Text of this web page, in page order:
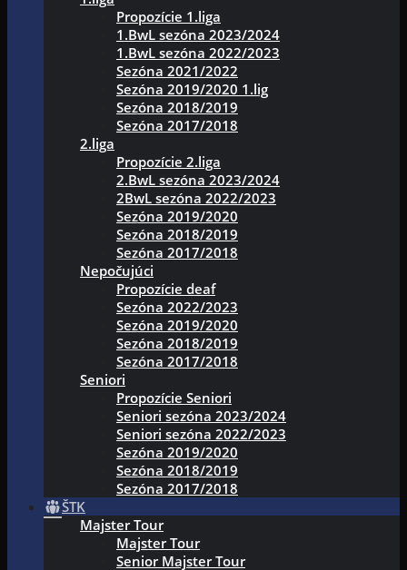
Propozície 1.liga
1.BwL sezóna 2023/2024
1.BwL sezóna 2022/2023
Sezóna 2021/2022
Sezóna 2019/2020 1.lig
Sezóna 2018/2019
Sezóna 2017/2018
2.liga
Propozície 2.liga
2.BwL sezóna 2023/2024
2BwL sezóna 2022/2023
Sezóna 2019/2020
Sezóna 2018/2019
Sezóna 2017/2018
Nepočujúci
Propozície deaf
Sezóna 2022/2023
Sezóna 2019/2020
Sezóna 2018/2019
Sezóna 2017/2018
Seniori
Propozície Seniori
Seniori sezóna 2023/2024
Seniori sezóna 2022/2023
Sezóna 2019/2020
Sezóna 2018/2019
Sezóna 2017/2018
ŠTK
Majster Tour
Majster Tour
Senior Majster Tour